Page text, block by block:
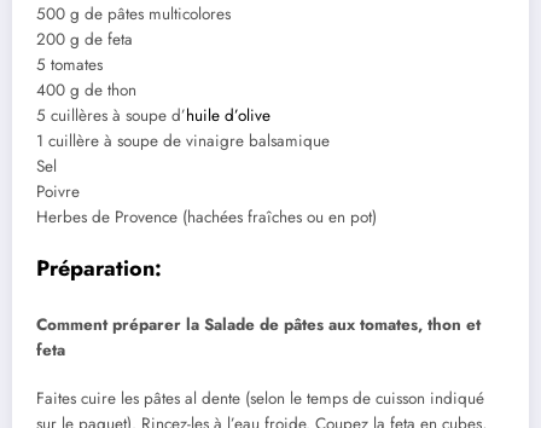
500 g de pâtes multicolores
200 g de feta
5 tomates
400 g de thon
5 cuillères à soupe d’huile d’olive
1 cuillère à soupe de vinaigre balsamique
Sel
Poivre
Herbes de Provence (hachées fraîches ou en pot)
Préparation:
Comment préparer la Salade de pâtes aux tomates, thon et
feta
Faites cuire les pâtes al dente (selon le temps de cuisson indiqué